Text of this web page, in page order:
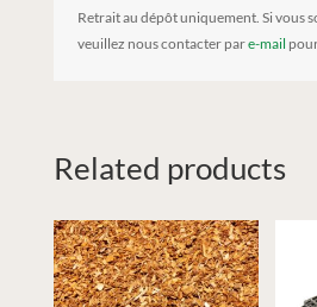
Retrait au dépôt uniquement. Si vous
veuillez nous contacter pare-mail
Related products